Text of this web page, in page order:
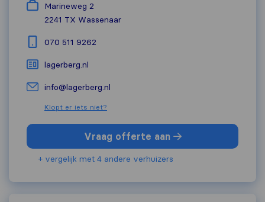
Marineweg 2
2241 TX Wassenaar
070 511 9262
lagerberg.nl
info@lagerberg.nl
Klopt er iets niet?
Vraag offerte aan
+ vergelijk met 4 andere verhuizers